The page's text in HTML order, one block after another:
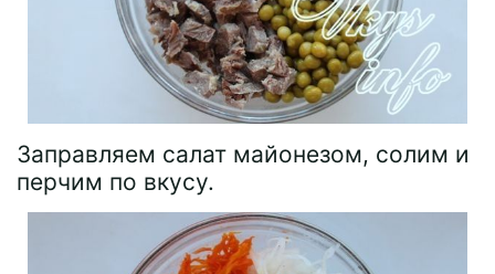
Заправляем салат майонезом, солим и
перчим по вкусу.